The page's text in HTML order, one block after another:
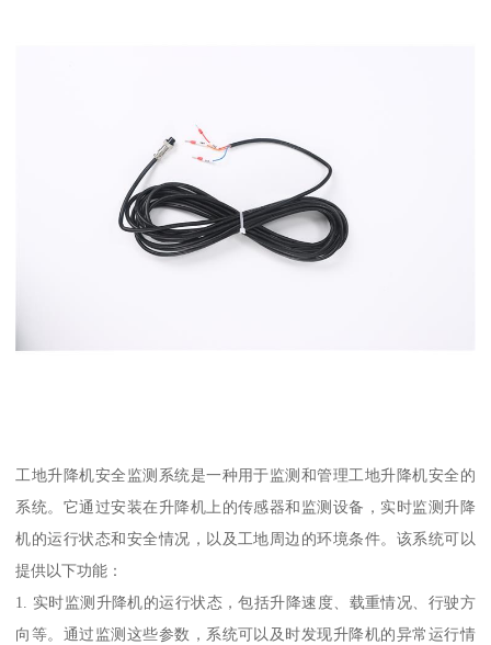
工地升降机安全监测系统是一种用于监测和管理工地升降机安全的
系统。它通过安装在升降机上的传感器和监测设备，实时监测升降
机的运行状态和安全情况，以及工地周边的环境条件。该系统可以
提供以下功能：
1. 实时监测升降机的运行状态，包括升降速度、载重情况、行驶方
向等。通过监测这些参数，系统可以及时发现升降机的异常运行情